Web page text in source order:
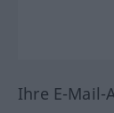
Ihre E-Mail-